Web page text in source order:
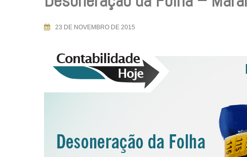
23 DE NOVEMBRO DE 2015